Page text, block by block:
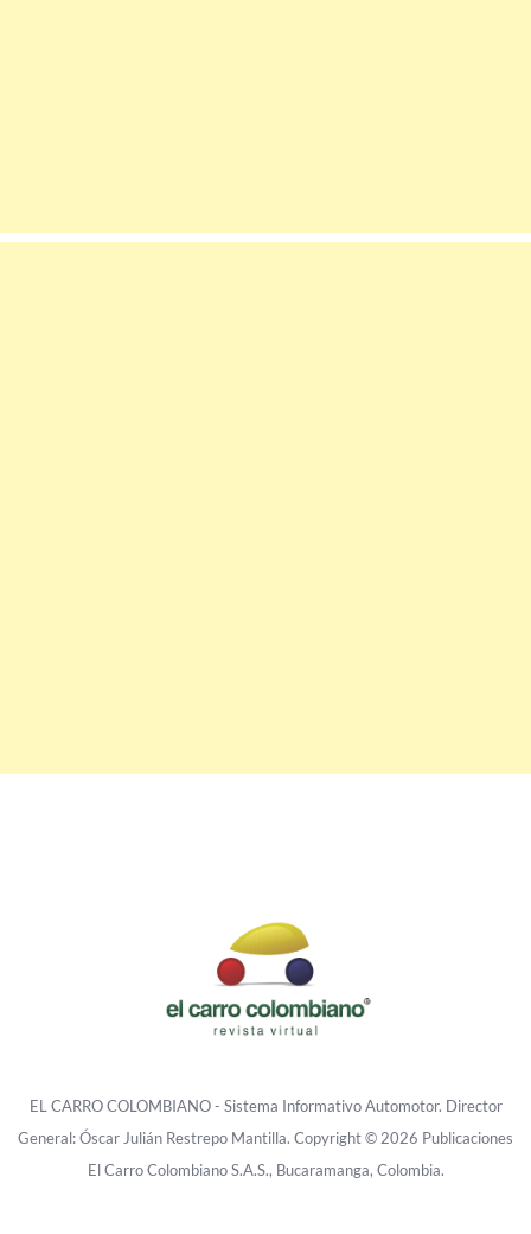
EL CARRO COLOMBIANO - Sistema Informativo Automotor. Director
General: Óscar Julián Restrepo Mantilla. Copyright © 2026 Publicaciones
El Carro Colombiano S.A.S., Bucaramanga, Colombia.